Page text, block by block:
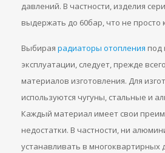
давлений. В частности, изделия
выдержать до 60бар, что не просто
Выбирая радиаторы отопления под
эксплуатации, следует, прежде
материалов изготовления. Для
используются чугуны, стальные и
Каждый материал имеет свои
недостатки. В частности, ни
устанавливать в многоквартирных